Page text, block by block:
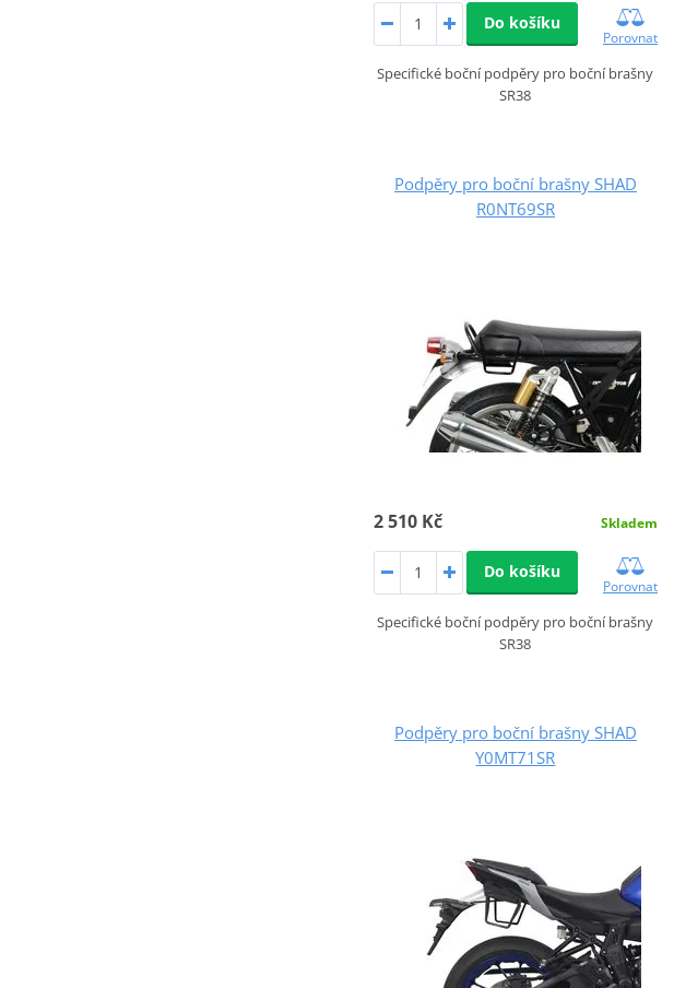
Do košíku
Porovnat
Specifické boční podpěry pro boční brašny
SR38
Podpěry pro boční brašny SHAD
R0NT69SR
2 510 Kč Skladem
Do košíku
Porovnat
Specifické boční podpěry pro boční brašny
SR38
Podpěry pro boční brašny SHAD
Y0MT71SR